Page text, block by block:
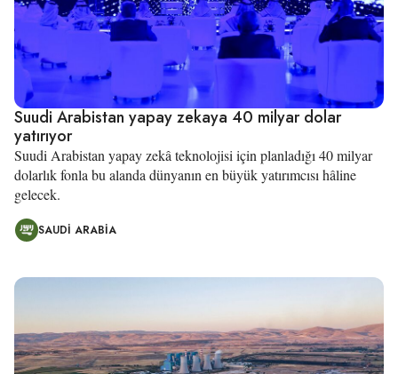
Suudi Arabistan yapay zekaya 40 milyar dolar
yatırıyor
Suudi Arabistan yapay zekâ teknolojisi için planladığı 40 milyar
dolarlık fonla bu alanda dünyanın en büyük yatırımcısı hâline
gelecek.
SAUDI ARABIA